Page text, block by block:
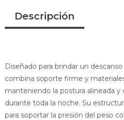
Descripción
Diseñado para brindar un
combina soporte firme y
manteniendo la postura alineada y
durante toda la noche. Su
para soportar la presión del peso